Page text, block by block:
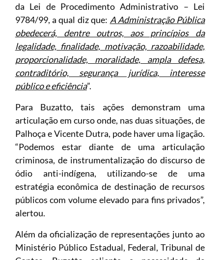
da Lei de Procedimento Administrativo – Lei
9784/99, a qual diz que: A Administração Pública
obedecerá, dentre outros, aos princípios da
legalidade, finalidade, motivação, razoabilidade,
proporcionalidade, moralidade, ampla defesa,
contraditório, segurança jurídica, interesse
público e eficiência”.
Para Buzatto, tais ações demonstram uma
articulação em curso onde, nas duas situações, de
Palhoça e Vicente Dutra, pode haver uma ligação.
“Podemos estar diante de uma articulação
criminosa, de instrumentalização do discurso de
ódio anti-indígena, utilizando-se de uma
estratégia econômica de destinação de recursos
públicos com volume elevado para fins privados”,
alertou.
Além da oficialização de representações junto ao
Ministério Público Estadual, Federal, Tribunal de